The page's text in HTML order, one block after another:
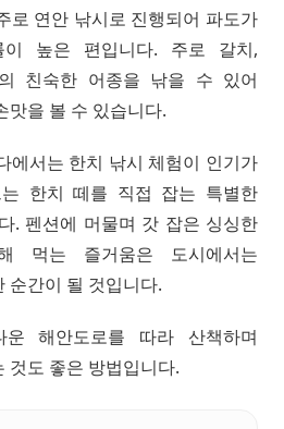
로 연안 낚시로 진행되어 파도가
이 높은 편입니다. 주로 갈치,
친숙한 어종을 낚을 수 있어
맛을 볼 수 있습니다.
에서는 한치 낚시 체험이 인기가
한치 떼를 직접 잡는 특별한
. 펜션에 머물며 갓 잡은 싱싱한
먹는 즐거움은 도시에서는
순간이 될 것입니다.
해안도로를 따라 산책하며
것도 좋은 방법입니다.